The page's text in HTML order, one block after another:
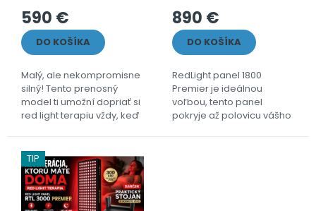
590 €
DO KOŠÍKA
Malý, ale nekompromisne
silný! Tento prenosný
model ti umožní dopriať si
red light terapiu vždy, keď
Kompaktný rozmer,
špičkový...
890 €
DO KOŠÍKA
RedLight panel 1800
Premier je ideálnou
voľbou, tento panel
pokryje až polovicu vášho
TIP